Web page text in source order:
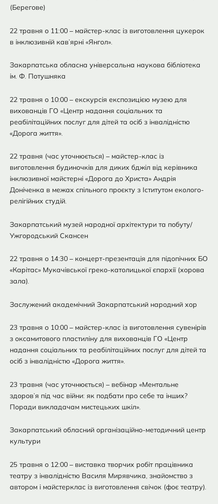
(Берегове)
22 травня о 11:00 – майстер-клас із виготовлення цукерок
в інклюзивній кав’ярні «Янгол».
Закарпатська обласна універсальна наукова бібліотека
ім. Ф. Потушняка
22 травня о 10:00 – екскурсія експозицією музею для
вихованців ГО «Центр надання соціальних та
реабілітаційних послуг для дітей та осіб з інвалідністю
«Дорога життя».
22 травня (час уточнюється) – майстер-клас із
виготовлення будиночків для диких бджіл від керівника
інклюзивної майстерні «Дорога до Христа» Андрія
Доніченка в межах спільного проєкту з Іститутом еколого-
релігійних студій.
Закарпатський музей народної архітектури та побуту/
Ужгородський Скансен
22 травня о 14:30 – концерт-презентація для підопічних БО
«Карітас» Мукачівської греко-католицької єпархії (хорова
зала).
Заслужений академічний Закарпатський народний хор
23 травня о 10:00 – майстер-клас із виготовлення сувенірів
з оксамитового пластиліну для вихованців ГО «Центр
надання соціальних та реабілітаційних послуг для дітей та
осіб з інвалідністю «Дорога життя».
23 травня (час уточнюється) – вебінар «Ментальне
здоров’я під час війни: як подбати про себе та інших?
Поради викладачам мистецьких шкіл».
Закарпатський обласний організаційно-методичний центр
культури
25 травня о 12:00 – виставка творчих робіт працівника
театру з інвалідністю Василя Мирявчика, знайомство з
автором і майстерклас із виготовлення свічок (фоє театру).